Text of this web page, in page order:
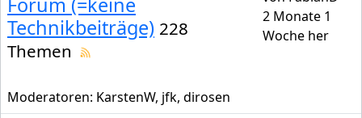
Forum (=keine
Technikbeiträge) 228
Themen
Moderatoren: KarstenW, jfk, dirosen
2 Monate 1
Woche her